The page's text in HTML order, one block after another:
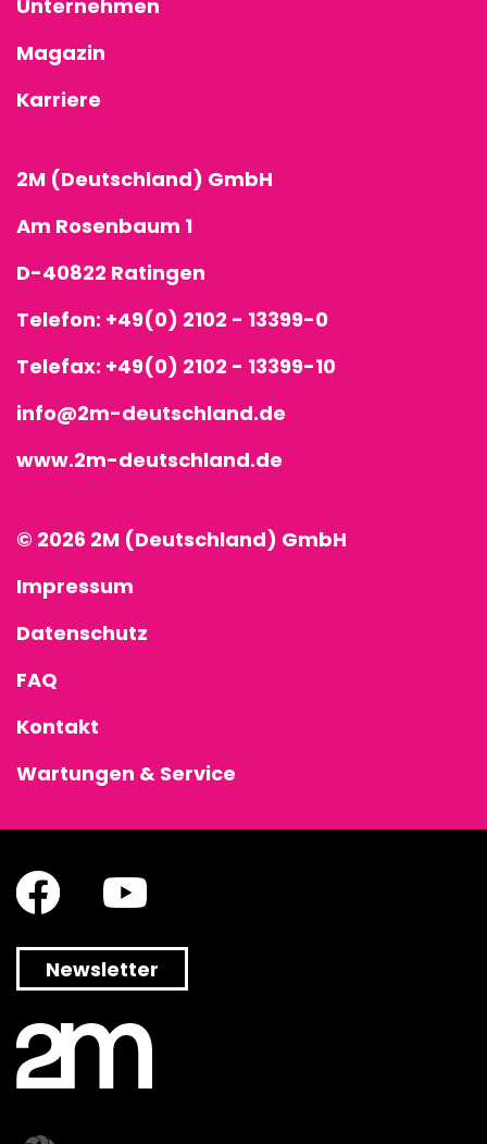
Unternehmen
Magazin
Karriere
2M (Deutschland) GmbH
Am Rosenbaum 1
D-40822 Ratingen
Telefon: +49(0) 2102 - 13399-0
Telefax: +49(0) 2102 - 13399-10
info@2m-deutschland.de
www.2m-deutschland.de
© 2026 2M (Deutschland) GmbH
Impressum
Datenschutz
FAQ
Kontakt
Wartungen & Service
Newsletter